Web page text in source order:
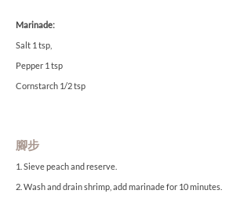
Marinade:
Salt 1 tsp,
Pepper 1 tsp
Cornstarch 1/2 tsp
腳步
1. Sieve peach and reserve.
2. Wash and drain shrimp, add marinade for 10 minutes.